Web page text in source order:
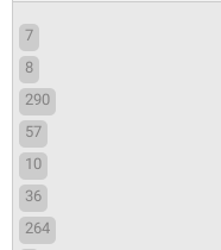
7
8
290
57
10
36
264